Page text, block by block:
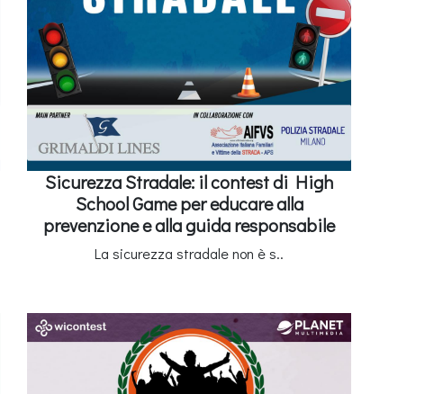
Sicurezza Stradale: il contest di High
School Game per educare alla
prevenzione e alla guida responsabile
La sicurezza stradale non è s..